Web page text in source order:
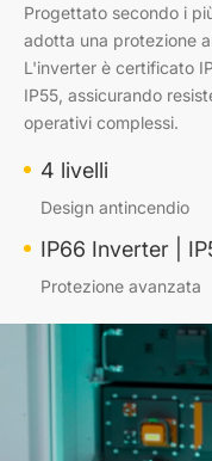
Progettato secondo i
adotta una protezione
L'inverter è certificato
IP55, assicurando
operativi complessi.
4 livelli
Design antincendio
IP66 Inverter |
Protezione avanzata